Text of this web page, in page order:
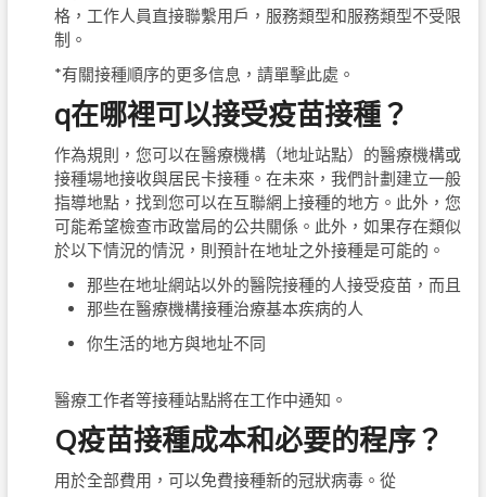
格，工作人員直接聯繫用戶，服務類型和服務類型不受限
制。
*有關接種順序的更多信息，請單擊此處。
q在哪裡可以接受疫苗接種？
作為規則，您可以在醫療機構（地址站點）的醫療機構或
接種場地接收與居民卡接種。在未來，我們計劃建立一般
指導地點，找到您可以在互聯網上接種的地方。此外，您
可能希望檢查市政當局的公共關係。此外，如果存在類似
於以下情況的情況，則預計在地址之外接種是可能的。
那些在地址網站以外的醫院接種的人接受疫苗，而且
那些在醫療機構接種治療基本疾病的人
你生活的地方與地址不同
醫療工作者等接種站點將在工作中通知。
Q疫苗接種成本和必要的程序？
用於全部費用，可以免費接種新的冠狀病毒。從